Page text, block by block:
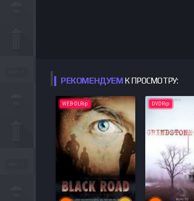
РЕКОМЕНДУЕМ К ПРОСМОТРУ:
WEB-DLRip DVDRip